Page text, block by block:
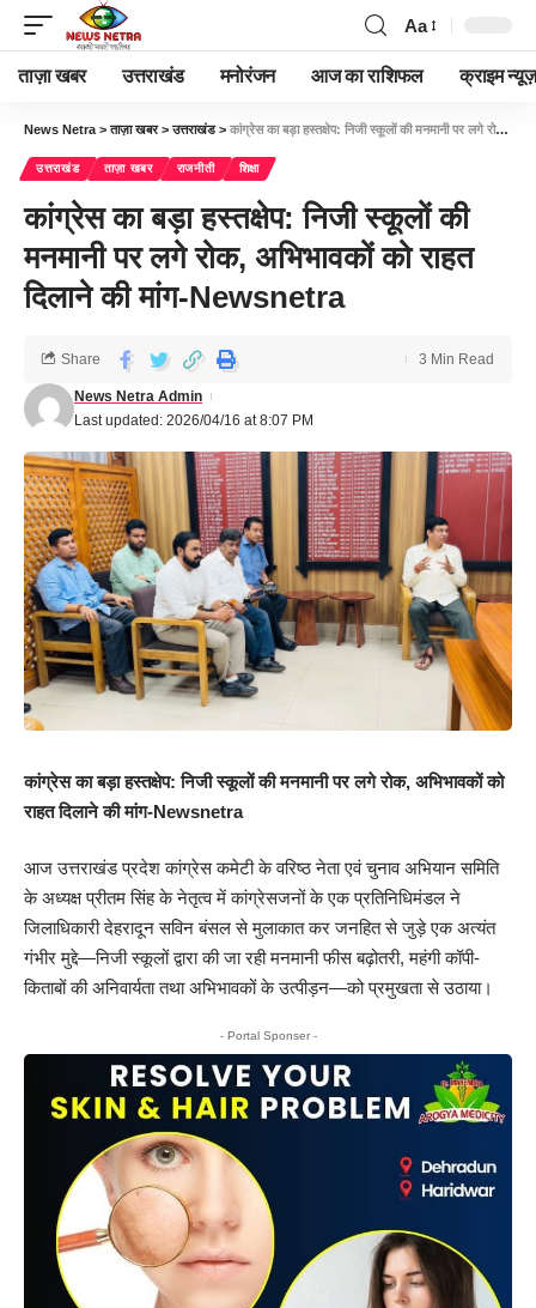
Aa
ताज़ा खबर उत्तराखंड मनोरंजन आज का राशिफल क्राइम न्यूज़
News Netra >ताज़ा खबर>उत्तराखंड> कांग्रेस का बड़ा हस्तक्षेप: निजी स्कूलों की मनमानी पर लगे रोक, अभिभावकों को राहत दिलाने की मांग-Newsnetra
उत्तराखंड ताज़ा खबर राजनीती शिक्षा
कांग्रेस का बड़ा हस्तक्षेप: निजी स्कूलों की
मनमानी पर लगे रोक, अभिभावकों को राहत
दिलाने की मांग-Newsnetra
Last updated: 2026/04/16 at 8:07 PM
News Netra Admin
Share 3 Min Read
कांग्रेस का बड़ा हस्तक्षेप: निजी स्कूलों की मनमानी पर लगे रोक, अभिभावकों को
राहत दिलाने की मांग-Newsnetra
आज उत्तराखंड प्रदेश कांग्रेस कमेटी के वरिष्ठ नेता एवं चुनाव अभियान समिति
के अध्यक्ष प्रीतम सिंह के नेतृत्व में कांग्रेसजनों के एक प्रतिनिधिमंडल ने
जिलाधिकारी देहरादून सविन बंसल से मुलाकात कर जनहित से जुड़े एक अत्यंत
गंभीर मुद्दे—निजी स्कूलों द्वारा की जा रही मनमानी फीस बढ़ोतरी, महंगी कॉपी-
किताबों की अनिवार्यता तथा अभिभावकों के उत्पीड़न—को प्रमुखता से उठाया।
- Portal Sponser -